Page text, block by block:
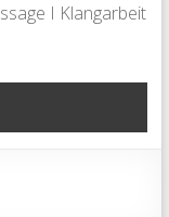
I Klangarbeit